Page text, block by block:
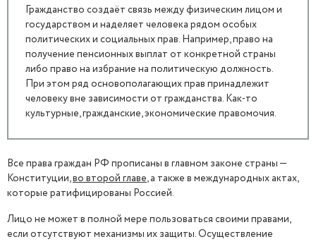
Гражданство создаёт связь между физическим лицом и
государством и наделяет человека рядом особых
политических и социальных прав. Например, право на
получение пенсионных выплат от конкретной страны
либо право на избрание на политическую должность.
При этом ряд основополагающих прав принадлежит
человеку вне зависимости от гражданства. Как-то
культурные, гражданские, экономические правомочия.
Все права граждан РФ прописаны в главном законе страны —
Конституции,во второй главе, а также в международных актах,
которые ратифицированы Россией.
Лицо не может в полной мере пользоваться своими правами,
если отсутствуют механизмы их защиты. Осуществление